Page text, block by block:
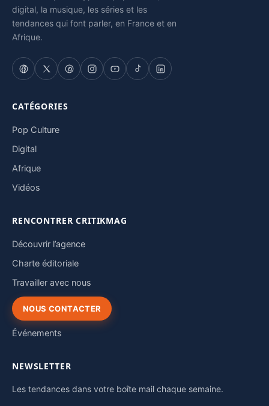
digital, la musique, les séries et les
tendances qui font parler, en France et en
Afrique.
CATÉGORIES
Pop Culture
Digital
Afrique
Vidéos
RENCONTRER CRITIKMAG
Découvrir l’agence
Charte éditoriale
Travailler avec nous
NOUS CONTACTER
Événements
NEWSLETTER
Les tendances dans votre boîte mail chaque semaine.